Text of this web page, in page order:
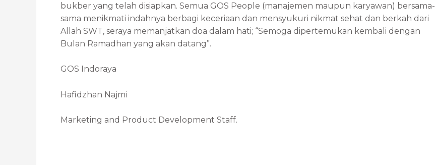
bukber yang telah disiapkan. Semua GOS People (manajemen maupun karyawan) bersama-
sama menikmati indahnya berbagi keceriaan dan mensyukuri nikmat sehat dan berkah dari
Allah SWT, seraya memanjatkan doa dalam hati; “Semoga dipertemukan kembali dengan
Bulan Ramadhan yang akan datang”.
GOS Indoraya
Hafidzhan Najmi
Marketing and Product Development Staff.